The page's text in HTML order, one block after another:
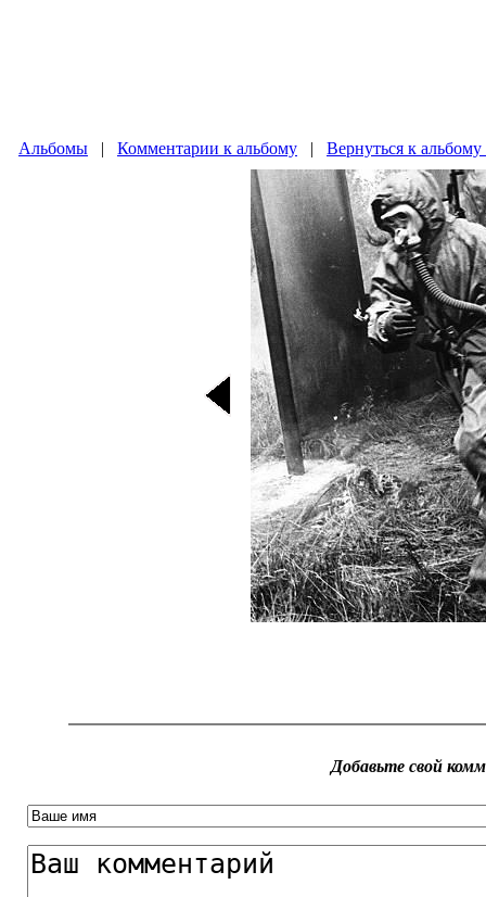
Альбомы | Комментарии к альбому | Вернуться к
Добавьте свой